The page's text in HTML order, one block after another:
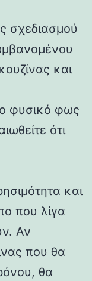
σχεδιασμού
και
φυσικό φως
ότι
και
που λίγα
Αν
που θα
θα